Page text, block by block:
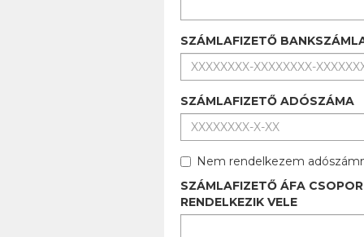
SZÁMLAFIZETŐ
SZÁMLAFIZETŐ ADÓSZÁMA
Nem rendelkezem
SZÁMLAFIZETŐ ÁFA
RENDELKEZIK VELE